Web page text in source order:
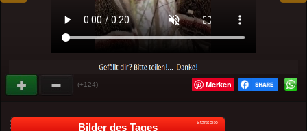
(+124) Merken
Bilder des Tages Startseite